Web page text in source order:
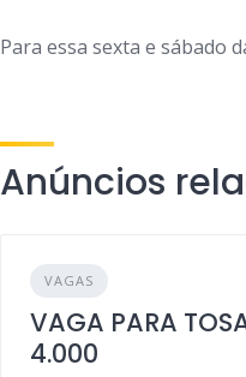
Para essa sexta e sábado
Anúncios
VAGAS
VAGA PARA
4.000